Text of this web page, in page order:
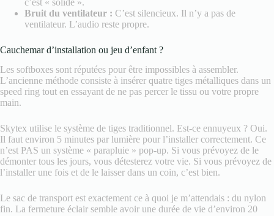
Bruit du ventilateur : C’est silencieux. Il n’y a pas de
ventilateur. L’audio reste propre.
Cauchemar d’installation ou jeu d’enfant ?
Les softboxes sont réputées pour être impossibles à assembler.
L’ancienne méthode consiste à insérer quatre tiges métalliques dans un
speed ring tout en essayant de ne pas percer le tissu ou votre propre
main.
Skytex utilise le système de tiges traditionnel. Est-ce ennuyeux ? Oui.
Il faut environ 5 minutes par lumière pour l’installer correctement. Ce
n’est PAS un système « parapluie » pop-up. Si vous prévoyez de le
démonter tous les jours, vous détesterez votre vie. Si vous prévoyez de
l’installer une fois et de le laisser dans un coin, c’est bien.
Le sac de transport est exactement ce à quoi je m’attendais : du nylon
fin. La fermeture éclair semble avoir une durée de vie d’environ 20